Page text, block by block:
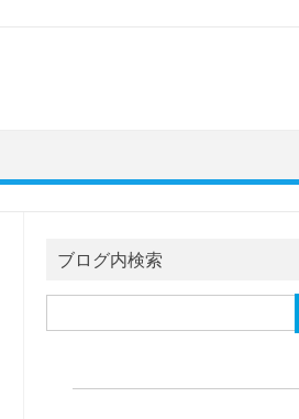
ブログ内検索
索: